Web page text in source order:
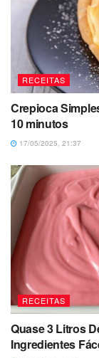
RECEITAS
Crepioca
10 minutos
17/05/2025, 21:37
RECEITAS
Quase 3 Litros
Ingredientes